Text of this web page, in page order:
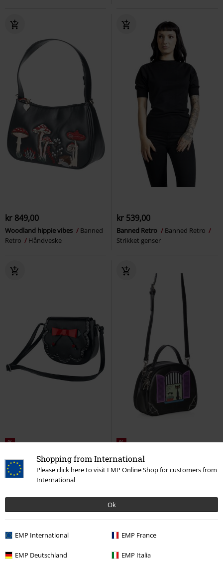
Shopping from International
Please click here to visit EMP Online Shop for customers from
International
Ok
EMP International EMP France
EMP Deutschland EMP Italia
kr 849,00
Woodland hippie vibes
Banned
Retro
Håndveske
kr 539,00
Banned Retro
Banned Retro
Strikket genser
%
kr 479,00
Marilou
Banned Retro
%
kr 447,00